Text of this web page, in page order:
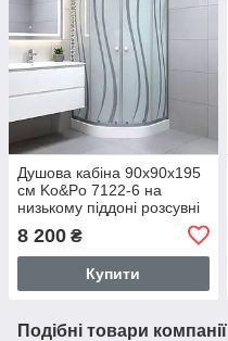
Душова кабіна 90х90х195
см Ko&Po 7122-6 на
низькому піддоні розсувні
загартоване скло
8 200 ₴
Купити
Подібні товари компанії